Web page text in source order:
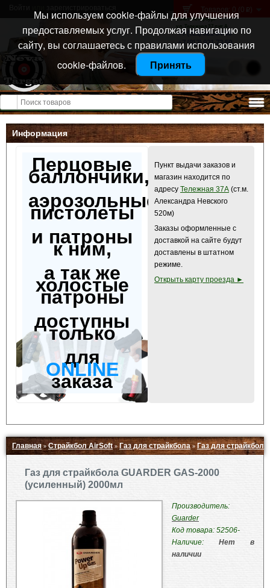
Санкт-Петербург
ул. Тележная 37 лит А
+7 (911) 021-04-08
+7 (812) 921-73-50
Товаров: 0 (0 p )
Открыть меню
Информация
Перцовые
баллончики,
аэрозольные
пистолеты
и патроны
к ним,
а так же
холостые
патроны
доступны
только
для
ONLINE
заказа
Пункт выдачи заказов и
магазин находится по
адресу Тележная 37А (ст.м.
Александра Невского
520м)
Заказы оформленные с
доставкой на сайте будут
доставлены в штатном
режиме.
Открыть карту проезда ►
Главная»Страйкбол AirSoft » Газ для страйкбола»Газ для
Газ для страйкбола GUARDER GAS-2000
(усиленный) 2000мл
Производитель:
Guarder
Код товара: 52506-
Наличие: Нет в
наличии
Мы используем cookie-файлы для улучшения
предоставляемых услуг. Продолжая навигацию по
сайту, вы соглашаетесь с правилами использования
cookie-файлов.
Принять